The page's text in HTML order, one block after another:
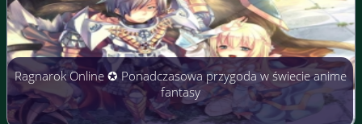
Ragnarok Online ✪ Ponadczasowa przygoda w świecie anime
fantasy